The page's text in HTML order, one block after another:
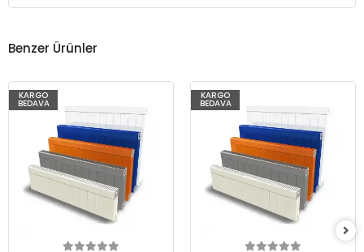
Benzer Ürünler
KARGO
BEDAVA
KARGO
BEDAVA